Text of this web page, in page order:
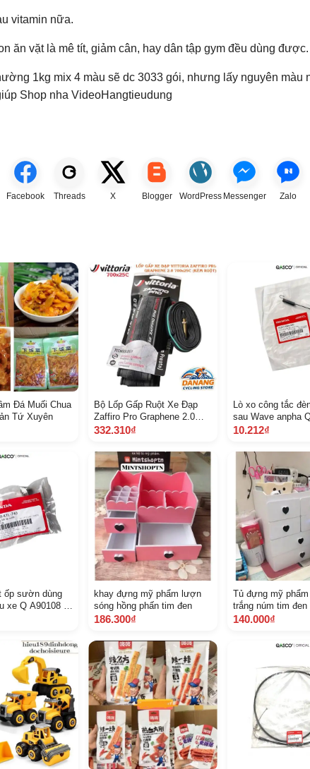
vitamin nữa.
ăn vặt là mê tít, giảm cân, hay dân tập gym đều dùng được.
1kg mix 4 màu sẽ dc 3033 gói, nhưng lấy nguyên
Shop nha VideoHangtieudung
Facebook Threads X Blogger WordPress Messenger Zalo
Đá Muối Chua
Tứ Xuyên
Bộ Lốp Gấp Ruột Xe Đạp
Zaffiro Pro Graphene 2.0
700 x 25 C Tank Mềm, Độ
332.310₫
Lò xo công tắc
sau Wave anpha
K RS 900 1416
10.212₫
ốp sườn dùng
xe Q A90108 K
khay đựng mỹ phẩm lượn
sóng hồng phấn tim đen
186.300₫
Tủ đựng mỹ
trắng núm tim đen
140.000₫